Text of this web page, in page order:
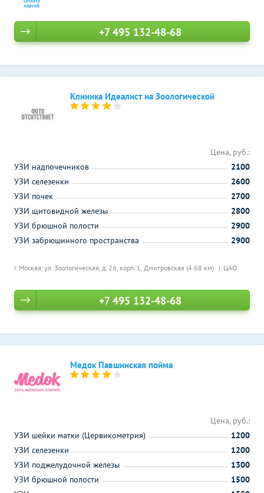
+7 495 132-48-68
Клиника Идеалист на Зоологической
г. Москва, ул. Зоологическая, д. 26, корп. 1, Дмитровская (4.68 км) ЦАО
Цена, руб.:
УЗИ надпочечников
2100
УЗИ селезенки
2600
УЗИ почек
2700
УЗИ щитовидной железы
2800
УЗИ брюшной полости
2900
УЗИ забрюшинного пространства
2900
+7 495 132-48-68
Медок Павшинская пойма
Цена, руб.:
УЗИ шейки матки (Цервикометрия)
1200
УЗИ селезенки
1200
УЗИ поджелудочной железы
1300
УЗИ брюшной полости
1500